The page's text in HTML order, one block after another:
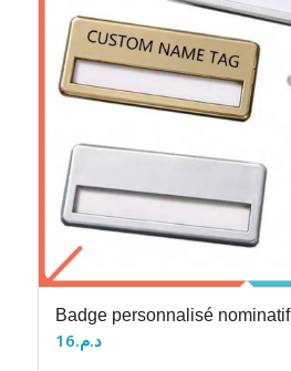
Badge personnalisé nominatif
د.م.16